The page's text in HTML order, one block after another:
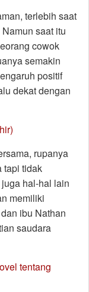
terlebih saat
saat itu
cowok
semakin
positif
dekat dengan
rupanya
tapi tidak
hal-hal lain
memiliki
ibu Nathan
saudara
tentang